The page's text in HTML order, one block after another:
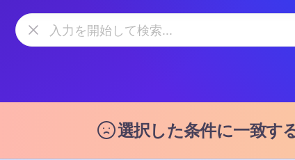
選択した条件に一致す